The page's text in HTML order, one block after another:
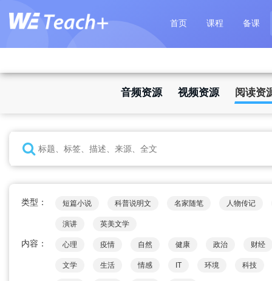
首页 课程 备课
音频资源 视频资源 阅读资
类型： 短篇小说 科普说明文 名家随笔 人物传记
演讲 英美文学
内容： 心理 疫情 自然 健康 政治 财经
文学 生活 情感 IT 环境 科技